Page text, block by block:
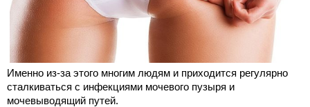
Именно из-за этого многим людям и приходится регулярно
сталкиваться с инфекциями мочевого пузыря и
мочевыводящий путей.